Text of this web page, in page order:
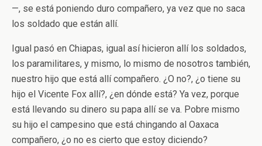
—, se está poniendo duro compañero, ya vez que no saca
los soldado que están allí.
Igual pasó en Chiapas, igual así hicieron allí los soldados,
los paramilitares, y mismo, lo mismo de nosotros también,
nuestro hijo que está allí compañero. ¿O no?, ¿o tiene su
hijo el Vicente Fox allí?, ¿en dónde está? Ya vez, porque
está llevando su dinero su papa allí se va. Pobre mismo
su hijo el campesino que está chingando al Oaxaca
compañero, ¿o no es cierto que estoy diciendo?